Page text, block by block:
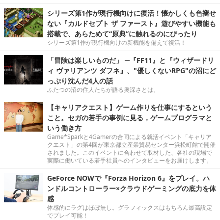
シリーズ第1作が現行機向けに復活！懐かしくも色褪せ
ない『カルドセプト ザ ファースト』遊びやすい機能も
搭載で、あらためて“原典”に触れるのにぴったり
シリーズ第1作が現行機向けの新機能を備えて復活！
「冒険は楽しいものだ」 ─『FF11』と『ウィザードリ
ィ ヴァリアンツ ダフネ』、"優しくないRPG"の沼にど
っぷり沈んだ4人の話
ふたつの沼の住人たちが語る奥深さとは。
【キャリアクエスト】ゲーム作りを仕事にするという
こと。セガの若手の事例に見る，ゲームプログラマと
いう働き方
Game*Sparkと4Gamerの合同による就活イベント「キャリア
クエスト」の第4回が東京都立産業貿易センター浜松町館で開催
されました。このイベントに合わせて取材した、各社の現場で
実際に働いている若手社員へのインタビューをお届けします。
GeForce NOWで『Forza Horizon 6』をプレイ。ハ
ンドルコントローラー×クラウドゲーミングの底力を体
感
体感的にラグはほぼ無し。グラフィックスはもちろん最高設定
でプレイ可能！